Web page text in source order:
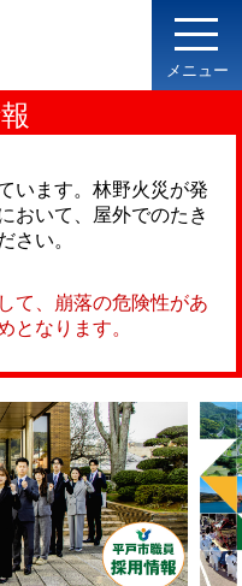
メニュー
います。林野火災が発
おいて、屋外でのたき
さい。
て、崩落の危険性があ
となります。